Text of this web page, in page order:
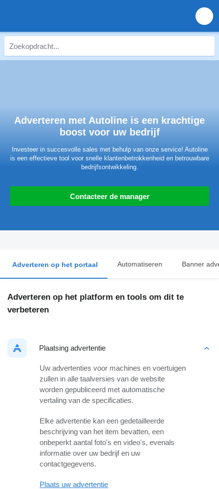
Adverteren met Autoline is een krachtige
boost voor uw bedrijf
Investeer in succesvolle sales met behulp van onze service! Autoline
is een effectieve tool voor snelle klantenbetrokkenheid en betrouwbare
bedrijfsontwikkeling.
Contacteer de manager
Adverteren op het portaal Automatiseren Banner
Adverteren op het platform en tools om dit te
verbeteren
Plaatsing advertentie
Uw advertenties voor machines en voertuigen
zullen in alle taalversies van de website
worden gepubliceerd met automatische
vertaling van de specificaties.
Elke advertentie kan een gedetailleerde
beschrijving van het item bevatten, een
onbeperkt aantal foto's en video's, evenals
informatie over uw bedrijf en uw
contactgegevens.
Plaats uw advertentie